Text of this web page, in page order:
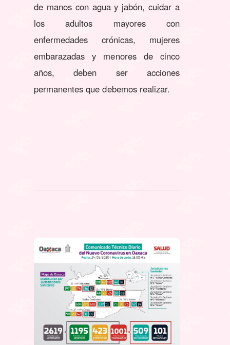
de manos con agua y jabón, cuidar a
los adultos mayores con
enfermedades crónicas, mujeres
embarazadas y menores de cinco
años, deben ser acciones
permanentes que debemos realizar.